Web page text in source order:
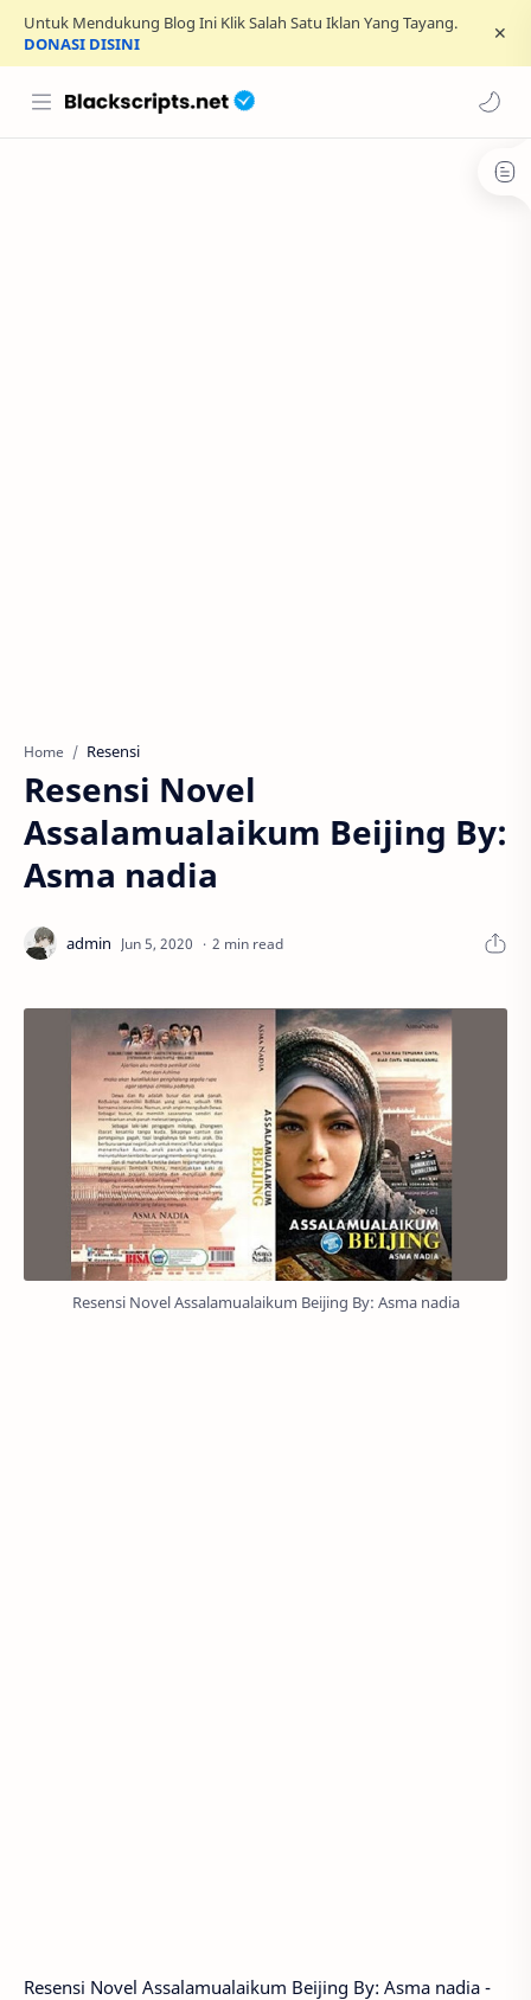
Untuk Mendukung Blog Ini Klik Salah Satu Iklan Yang Tayang.
DONASI DISINI
Home Resensi
Resensi Novel
Assalamualaikum Beijing By:
Asma nadia
2 min read
Resensi Novel Assalamualaikum Beijing By: Asma nadia
Resensi Novel Assalamualaikum Beijing By: Asma nadia -